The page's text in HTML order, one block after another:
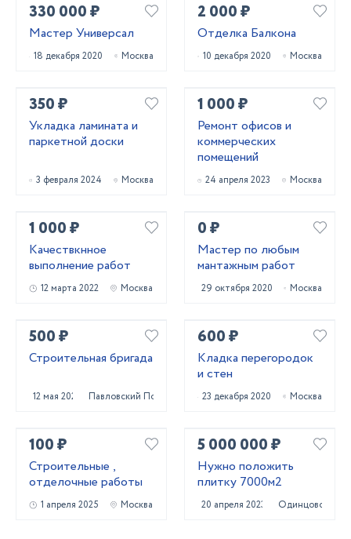
330 000 ₽
Мастер Универсал
18 декабря 2020 Москва
2 000 ₽
Отделка Балкона
10 декабря 2020 Москва
350 ₽
Укладка ламината и
паркетной доски
3 февраля 2024 Москва
1 000 ₽
Ремонт офисов и
коммерческих
помещений
24 апреля 2023 Москва
1 000 ₽
Качествкнное
выполнение работ
12 марта 2022 Москва
0 ₽
Мастер по любым
мантажным работ
29 октября 2020 Москва
500 ₽
Строительная бригада
12 мая 2022 Павловский Посад
600 ₽
Кладка перегородок
и стен
23 декабря 2020 Москва
100 ₽
Строительные ,
отделочные работы
1 апреля 2025 Москва
5 000 000 ₽
Нужно положить
плитку 7000м2
20 апреля 2023 Одинцово